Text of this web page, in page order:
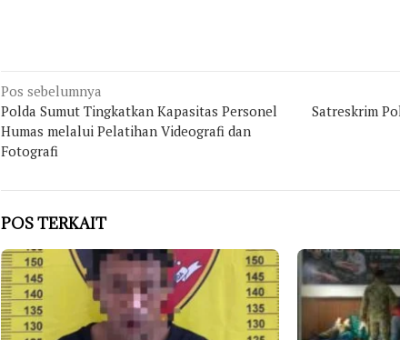
Navigasi
pos
Pos sebelumnya
Polda Sumut Tingkatkan Kapasitas Personel
Humas melalui Pelatihan Videografi dan
Fotografi
Satreskrim
POS TERKAIT